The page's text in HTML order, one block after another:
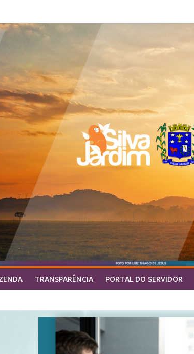
TRANSPARÊNCIA PORTAL DO SERVIDOR